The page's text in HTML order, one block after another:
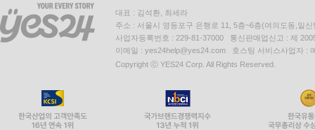
대표 : 김석환, 최세라
주소 : 서울시 영등포구 은행로 11, 5층~6층(여의도동,일신
사업자등록번호 : 229-81-37000 통신판매업신고 : 제
이메일 : yes24help@yes24.com 호스팅 서비스사업자 :
Copyright ⓒ YES24 Corp. All Rights Reserved.